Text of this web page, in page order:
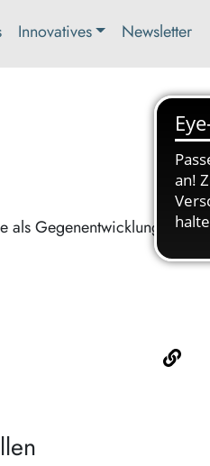
Innovatives Newsletter
Gegenentwicklung